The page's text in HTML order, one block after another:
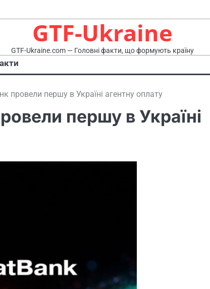
GTF-Ukraine
GTF-Ukraine.com — Головні факти, що формують країну
провели першу в Україні агентну оплату
першу в Україні